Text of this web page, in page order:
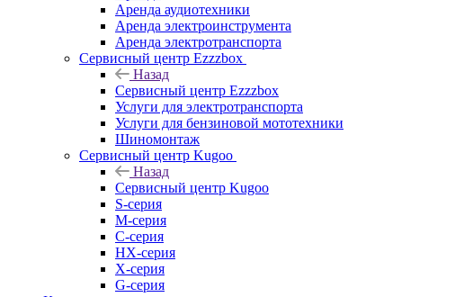
Аренда аудиотехники
Аренда электроинструмента
Аренда электротранспорта
Сервисный центр Ezzzbox
Назад
Сервисный центр Ezzzbox
Услуги для электротранспорта
Услуги для бензиновой мототехники
Шиномонтаж
Сервисный центр Kugoo
Назад
Сервисный центр Kugoo
S-cерия
M-серия
С-серия
HX-серия
X-серия
G-серия